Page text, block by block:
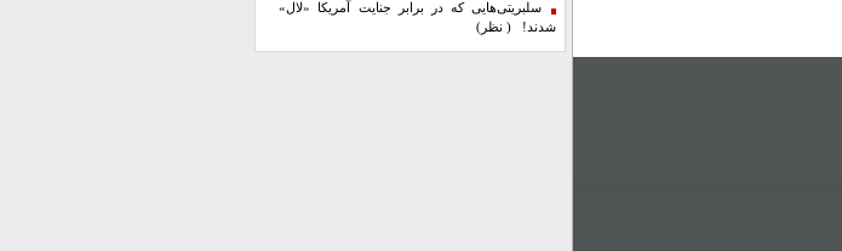
سلبریتی‌هایی که در برابر جنایت آمریکا «لال»
شدند! ( نظر)